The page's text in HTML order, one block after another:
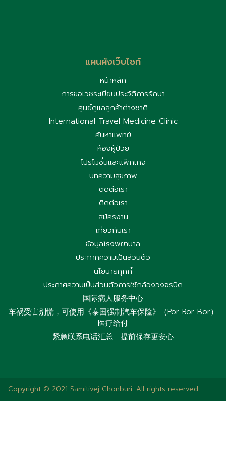
แผนผังเว็บไซท์
หน้าหลัก
การขอเวชระเบียนประวัติการรักษา
ศูนย์ดูแลลูกค้าต่างชาติ
International Travel Medicine Clinic
ค้นหาแพทย์
ห้องผู้ป่วย
โปรโมชั่นและแพ็กเกจ
บทความสุขภาพ
ติดต่อเรา
ติดต่อเรา
สมัครงาน
เกี่ยวกับเรา
ข้อมูลโรงพยาบาล
ประกาศความเป็นส่วนตัว
นโยบายคุกกี้
ประกาศความเป็นส่วนตัวการใช้กล้องวงจรปิด
国际病人服务中心
车祸受害别慌，可使用《泰国强制汽车保险》（Por Ror Bor）
医疗给付
紧急联系电话汇总｜提前保存更安心
Copyright © 2021 Samitivej Chonburi. All rights reserved.